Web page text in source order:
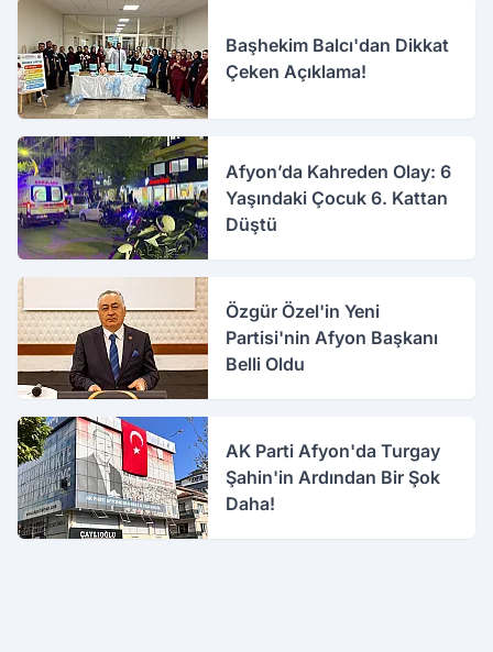
Başhekim Balcı'dan Dikkat
Çeken Açıklama!
Afyon’da Kahreden Olay: 6
Yaşındaki Çocuk 6. Kattan
Düştü
Özgür Özel'in Yeni
Partisi'nin Afyon Başkanı
Belli Oldu
AK Parti Afyon'da Turgay
Şahin'in Ardından Bir Şok
Daha!